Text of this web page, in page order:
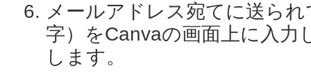
メールアドレス宛てに送ら
字）をCanvaの画面上に入力
します。